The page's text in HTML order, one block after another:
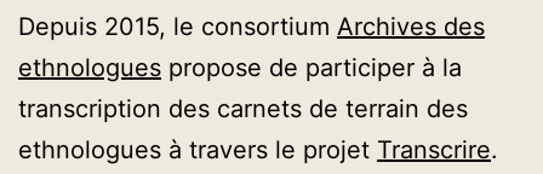
Depuis 2015, le consortium Archives des
ethnologues propose de participer à la
transcription des carnets de terrain des
ethnologues à travers le projet Transcrire.